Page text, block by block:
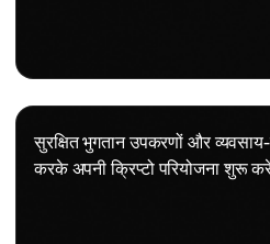
सुरक्षित भुगतान उपकरणों और
करके अपनी क्रिप्टो परियोजना शुरू